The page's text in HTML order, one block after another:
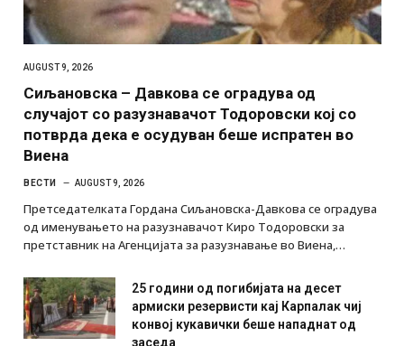
AUGUST 9, 2026
Сиљановска – Давкова се оградува од
случајот со разузнавачот Тодоровски кој со
потврда дека е осудуван беше испратен во
Виена
ВЕСТИ AUGUST 9, 2026
Претседателката Гордана Сиљановска-Давкова се оградува
од именувањето на разузнавачот Киро Тодоровски за
претставник на Агенцијата за разузнавање во Виена,…
25 години од погибијата на десет
армиски резервисти кај Карпалак чиј
конвој кукавички беше нападнат од
заседа